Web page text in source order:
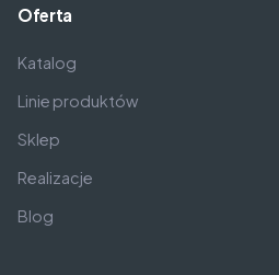
Oferta
Katalog
Linie produktów
Sklep
Realizacje
Blog